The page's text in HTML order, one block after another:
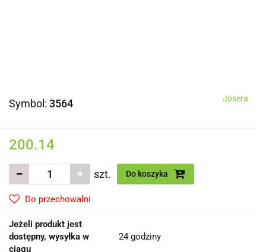
Symbol: 3564 Josera
200.14
szt. Do koszyka
Do przechowalni
Jeżeli produkt jest
dostępny, wysyłka w
ciągu
24 godziny